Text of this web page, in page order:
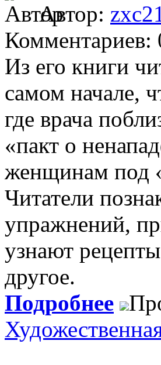
Автор:
Комментариев:
Из его книги
самом начале,
где врача
«пакт о
женщинам под
Читатели
упражнений,
узнают
другое.
Подробнее